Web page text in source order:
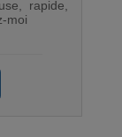
rapide,
moi